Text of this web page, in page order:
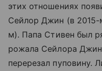
этих отношениях
Сейлор Джин (в 2015-
м). Папа Стивен был
рожала Сейлора
перерезал пуповину.